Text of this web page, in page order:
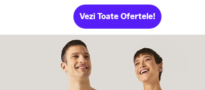
Vezi Toate Ofertele!